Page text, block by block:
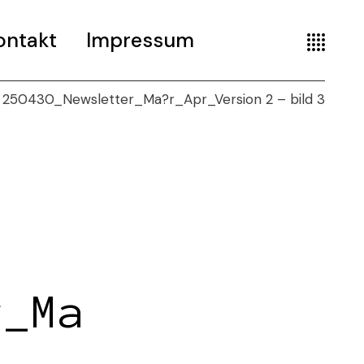
Impressum
250430_Newsletter_Ma?r_Apr_Version 2 – bild 3